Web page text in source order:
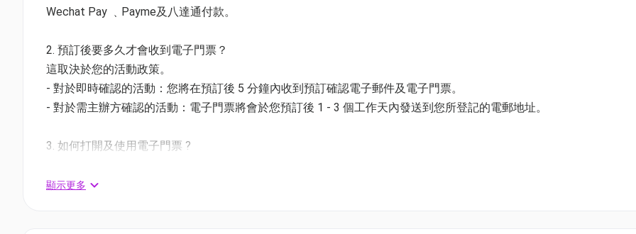
獨家85折「光影魔法 ✕ 立體紙雕」親子工作坊（ 一位家長偕同一位5-12歲小童）
時間：下午2:00–5:00
地點：當代印藝, 中環鴨巴甸街35號元創方A座地下SG03-07
價錢：$238（原價HK$280/人）
活動當日須出示確認電郵或電子票並由主辨單位之現場工作人員驗證 (工作人員有權要求會員出示身份證明加以核實)
「光影魔法 ✕ 立體紙雕」
Wechat Pay ﹑Payme及八達通付款。
2. 預訂後要多久才會收到電子門票？
這取決於您的活動政策。
- 對於即時確認的活動：您將在預訂後 5 分鐘內收到預訂確認電子郵件及電子門票。
- 對於需主辦方確認的活動：電子門票將會於您預訂後 1 - 3 個工作天內發送到您所登記的電郵地址。
3. 如何打開及使用電子門票 ?
相關活動電子門票；
顯示更多